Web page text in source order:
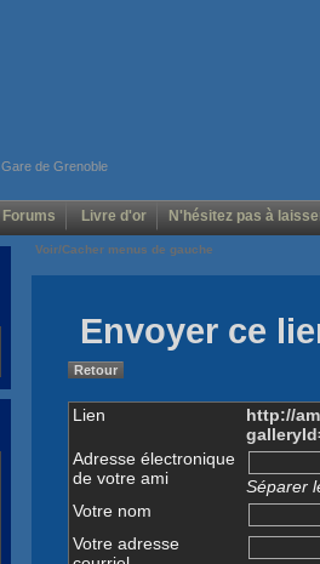
Gare de Grenoble
Forums Livre d'or N'hésitez pas à
Voir/Cacher menus de gauche
Envoyer ce
Retour
Lien
http://
Adresse électronique
de votre ami
Séparer
Votre nom
Votre adresse